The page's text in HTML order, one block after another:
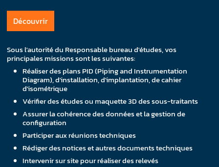
Découvrir
Sous l'autorité du Responsable bureau d'études, vos
principales missions sont les suivantes:
Réaliser des plans PID (Piping and Instrumentation
Diagram), d'installation, d'implantation, de cahier
d'isométrique
Vérifier des études ou maquette 3D des sous-traitants
Assurer la cohérence des données et la gestion de
configuration
Participer aux réunions techniques
Rédiger des notices et autres documents techniques
Intervenir sur site pour réaliser des relevés